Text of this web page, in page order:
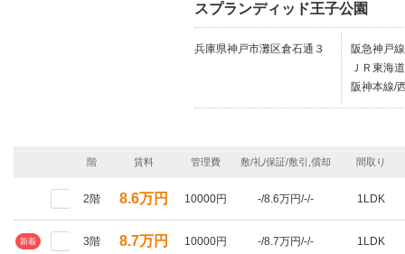
スプランディッド王子公園
兵庫県神戸市灘区倉石通３
阪急神戸
ＪＲ東海
阪神本線/
階 賃料 管理費 敷/礼/保証/敷引,償却 間取り
2階 8.6万円 10000円 -/8.6万円/-/- 1LDK
新着 3階 8.7万円 10000円 -/8.7万円/-/- 1LDK